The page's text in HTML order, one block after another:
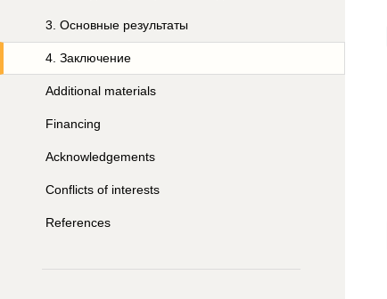
3 Основные результаты
4 Заключение
Additional materials
Financing
Acknowledgements
Conflicts of interests
References